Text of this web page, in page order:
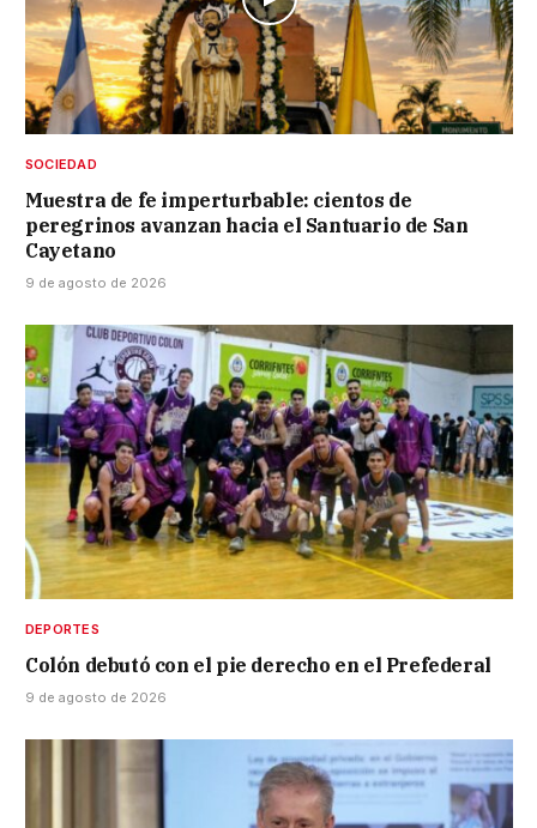
SOCIEDAD
Muestra de fe imperturbable: cientos de
peregrinos avanzan hacia el Santuario de San
Cayetano
9 de agosto de 2026
DEPORTES
Colón debutó con el pie derecho en el Prefederal
9 de agosto de 2026